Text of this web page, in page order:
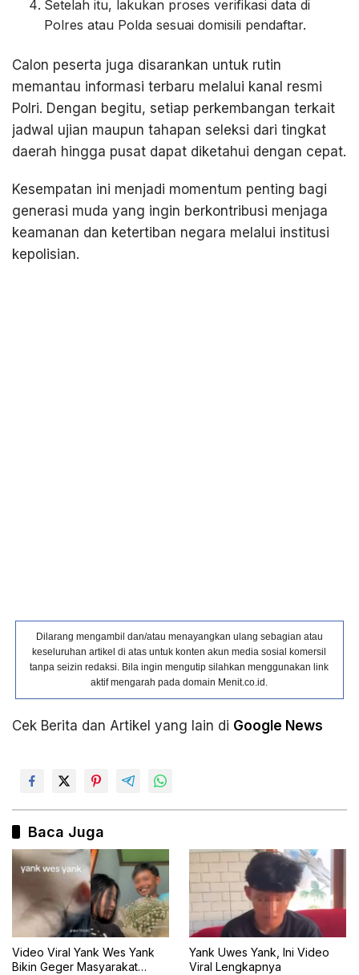
Setelah itu, lakukan proses verifikasi data di
Polres atau Polda sesuai domisili pendaftar.
Calon peserta juga disarankan untuk rutin
memantau informasi terbaru melalui kanal resmi
Polri. Dengan begitu, setiap perkembangan terkait
jadwal ujian maupun tahapan seleksi dari tingkat
daerah hingga pusat dapat diketahui dengan cepat.
Kesempatan ini menjadi momentum penting bagi
generasi muda yang ingin berkontribusi menjaga
keamanan dan ketertiban negara melalui institusi
kepolisian.
Dilarang mengambil dan/atau menayangkan ulang sebagian atau
keseluruhan artikel di atas untuk konten akun media sosial komersil
tanpa seizin redaksi. Bila ingin mengutip silahkan menggunakan link
aktif mengarah pada domain Menit.co.id.
Cek Berita dan Artikel yang lain di Google News
Baca Juga
Video Viral Yank Wes Yank
Bikin Geger Masyarakat
Yank Uwes Yank, Ini Video
Viral Lengkapnya